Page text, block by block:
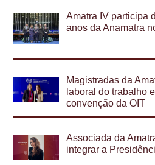
Amatra IV participa
anos da Anamatra
Magistradas da
laboral do trabalho
convenção da OIT
Associada da
integrar a